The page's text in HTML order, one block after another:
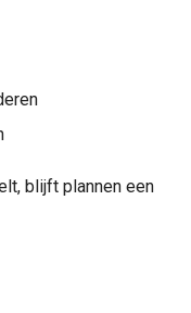
blijft plannen een